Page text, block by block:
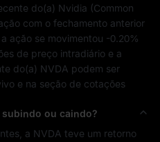
do(a) Nvidia (Common
com o fechamento anterior
a ação se movimentou -0.20%
de preço intradiário e a
do(a) NVDA podem ser
e na seção de cotações
subindo ou caindo?
a NVDA teve um retorno